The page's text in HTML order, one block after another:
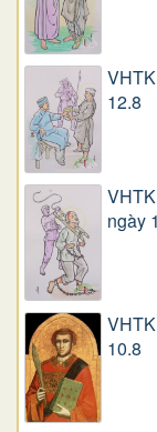
12.8
ngày
10.8